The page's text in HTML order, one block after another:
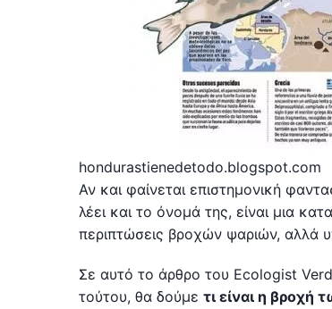
hondurastienedetodo.blogspot.com
Αν και φαίνεται επιστημονική
λέει και το όνομά της, είναι μια
περιπτώσεις βροχών ψαριών, αλλά
Σε αυτό το άρθρο του Ecologist
τούτου, θα δούμε τι είναι η βροχή